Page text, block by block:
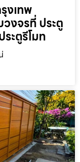
งเทพ
วงจรที่ ประตู
ะตูรีโมท